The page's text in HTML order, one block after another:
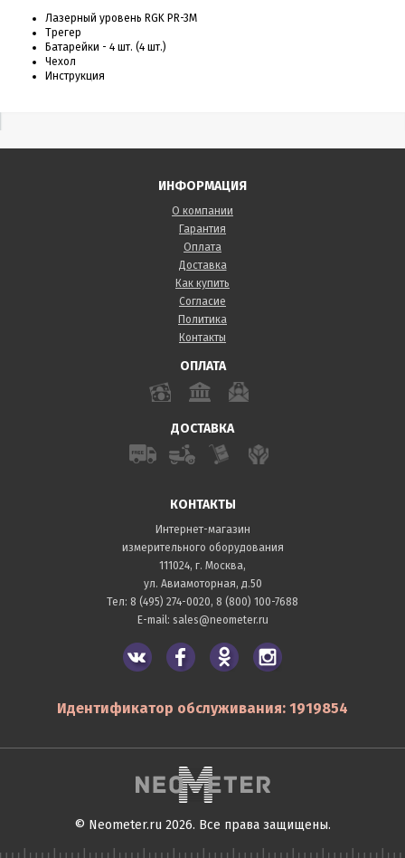
Лазерный уровень RGK PR-3M
Трегер
Батарейки - 4 шт. (4 шт.)
Чехол
Инструкция
ИНФОРМАЦИЯ
О компании
Гарантия
Оплата
Доставка
Как купить
Согласие
Политика
Контакты
ОПЛАТА
ДОСТАВКА
КОНТАКТЫ
Интернет-магазин
измерительного оборудования
111024, г. Москва,
ул. Авиамоторная, д.50
Тел: 8 (495) 274-0020, 8 (800) 100-7688
E-mail: sales@neometer.ru
Идентификатор обслуживания: 1919854
© Neometer.ru 2026. Все права защищены.